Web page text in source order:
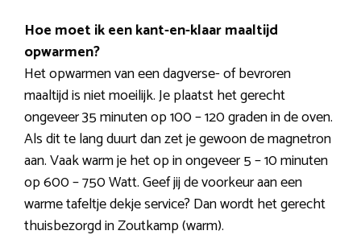
Hoe moet ik een kant-en-klaar maaltijd
opwarmen?
Het opwarmen van een dagverse- of bevroren
maaltijd is niet moeilijk. Je plaatst het gerecht
ongeveer 35 minuten op 100 – 120 graden in de oven.
Als dit te lang duurt dan zet je gewoon de magnetron
aan. Vaak warm je het op in ongeveer 5 – 10 minuten
op 600 – 750 Watt. Geef jij de voorkeur aan een
warme tafeltje dekje service? Dan wordt het gerecht
thuisbezorgd in Zoutkamp (warm).